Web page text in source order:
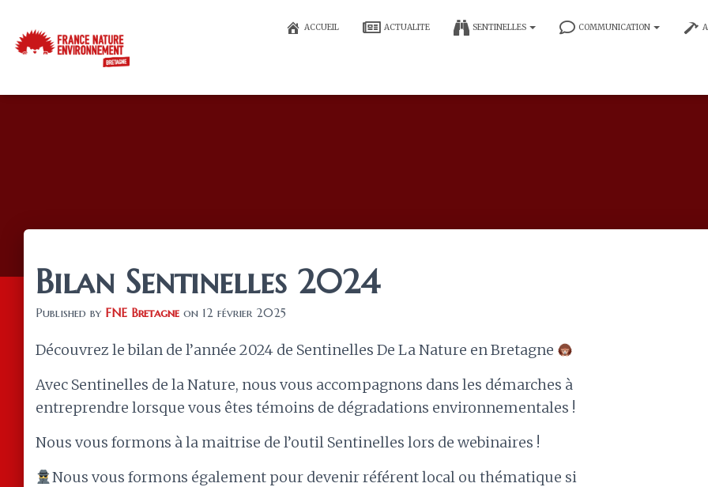
ACCUEIL ACTUALITE SENTINELLES COMMUNICATION
Bilan Sentinelles 2024
Published by FNE Bretagne on 12 février 2025
Découvrez le bilan de l’année 2024 de Sentinelles De La Nature en Bretagne
Avec Sentinelles de la Nature, nous vous accompagnons dans les démarches à
entreprendre lorsque vous êtes témoins de dégradations environnementales !
Nous vous formons à la maitrise de l’outil Sentinelles lors de webinaires !
Nous vous formons également pour devenir référent local ou thématique si